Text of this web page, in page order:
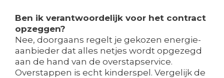
Ben ik verantwoordelijk voor het contract
opzeggen?
Nee, doorgaans regelt je gekozen energie-
aanbieder dat alles netjes wordt opgezegd
aan de hand van de overstapservice.
Overstappen is echt kinderspel. Vergelijk de